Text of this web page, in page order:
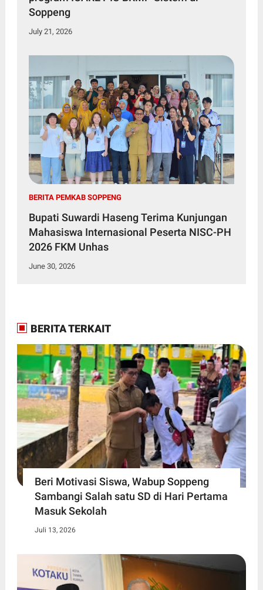
Soppeng
July 21, 2026
BERITA PEMKAB SOPPENG
Bupati Suwardi Haseng Terima Kunjungan
Mahasiswa Internasional Peserta NISC-PH
2026 FKM Unhas
June 30, 2026
BERITA TERKAIT
Beri Motivasi Siswa, Wabup Soppeng
Sambangi Salah satu SD di Hari Pertama
Masuk Sekolah
Juli 13, 2026